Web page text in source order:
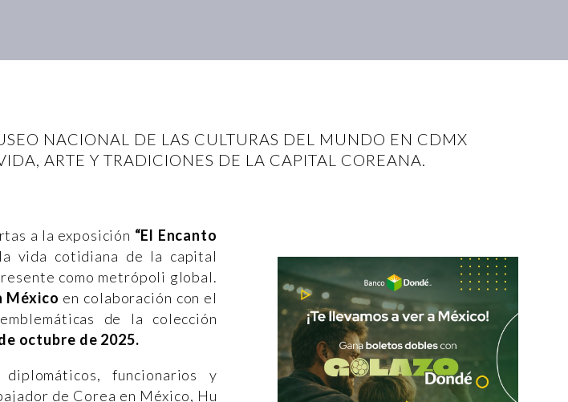
NACIONAL DE LAS CULTURAS DEL MUNDO EN CDMX
ARTE Y TRADICIONES DE LA CAPITAL COREANA.
a la exposición “El Encanto
vida cotidiana de la capital
como metrópoli global.
México en colaboración con el
de la colección
octubre de 2025.
funcionarios y
de Corea en México, Hu